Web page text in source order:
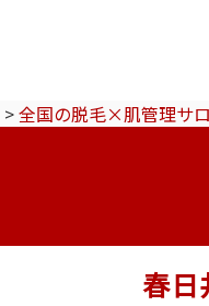
>全国の脱毛×肌管理サ
春日